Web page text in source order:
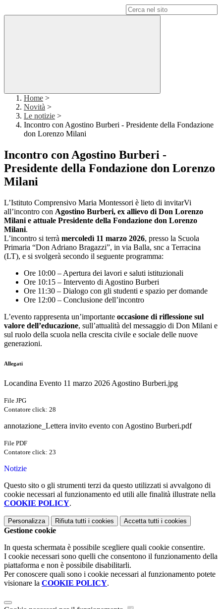
Home >
Novità >
Le notizie >
Incontro con Agostino Burberi - Presidente della Fondazione
don Lorenzo Milani
Incontro con Agostino Burberi -
Presidente della Fondazione don Lorenzo
Milani
L’Istituto Comprensivo Maria Montessori è lieto di invitarVi
all’incontro con Agostino Burberi, ex allievo di Don Lorenzo
Milani e attuale Presidente della Fondazione don Lorenzo
Milani.
L’incontro si terrà mercoledì 11 marzo 2026, presso la Scuola
Primaria “Don Adriano Bragazzi”, in via Balla, snc a Terracina
(LT), e si svolgerà secondo il seguente programma:
Ore 10:00 – Apertura dei lavori e saluti istituzionali
Ore 10:15 – Intervento di Agostino Burberi
Ore 11:30 – Dialogo con gli studenti e spazio per domande
Ore 12:00 – Conclusione dell’incontro
L’evento rappresenta un’importante occasione di riflessione sul
valore dell’educazione, sull’attualità del messaggio di Don Milani e
sul ruolo della scuola nella crescita civile e sociale delle nuove
generazioni.
Allegati
Locandina Evento 11 marzo 2026 Agostino Burberi.jpg
File JPG
Contatore click: 28
annotazione_Lettera invito evento con Agostino Burberi.pdf
File PDF
Contatore click: 23
Notizie
Questo sito o gli strumenti terzi da questo utilizzati si avvalgono di
cookie necessari al funzionamento ed utili alle finalità illustrate nella
COOKIE POLICY.
Personalizza Rifiuta tutti i cookies Accetta tutti i cookies
Gestione cookie
In questa schermata è possibile scegliere quali cookie consentire.
I cookie necessari sono quelli che consentono il funzionamento della
piattaforma e non è possibile disabilitarli.
Per conoscere quali sono i cookie necessari al funzionamento potete
visionare la COOKIE POLICY.